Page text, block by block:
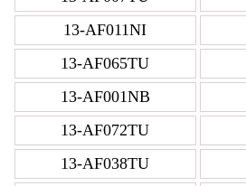
13-AF011NI
13-AF065TU
13-AF001NB
13-AF072TU
13-AF038TU